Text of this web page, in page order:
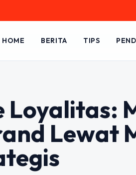
HOME BERITA TIPS
Loyalitas:
Lewat